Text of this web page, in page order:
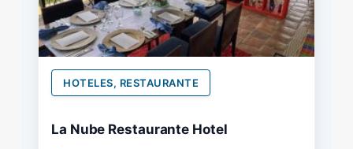
HOTELES, RESTAURANTE
La Nube Restaurante Hotel